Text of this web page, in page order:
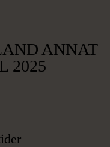
ANNAT
2025